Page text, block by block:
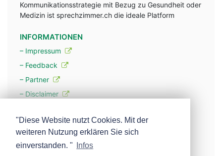
Kommunikationsstrategie mit Bezug zu Gesundheit oder
Medizin ist sprechzimmer.ch die ideale Platform
INFORMATIONEN
– Impressum
– Feedback
– Partner
– Disclaimer
– Werbung
– Mehr über unsere Experten
"Diese Website nutzt Cookies. Mit der
weiteren Nutzung erklären Sie sich
einverstanden. "
Infos